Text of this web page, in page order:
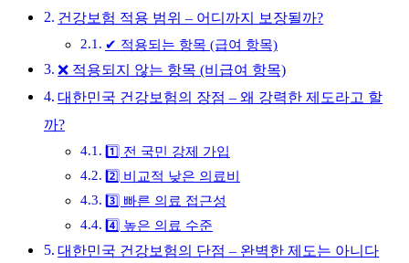
건강보험 적용 범위 – 어디까지 보장될까?
✔ 적용되는 항목 (급여 항목)
❌ 적용되지 않는 항목 (비급여 항목)
대한민국 건강보험의 장점 – 왜 강력한 제도라고 할
까?
1️⃣ 전 국민 강제 가입
2️⃣ 비교적 낮은 의료비
3️⃣ 빠른 의료 접근성
4️⃣ 높은 의료 수준
대한민국 건강보험의 단점 – 완벽한 제도는 아니다